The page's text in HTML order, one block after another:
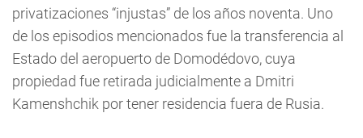
privatizaciones “injustas” de los años noventa. Uno
de los episodios mencionados fue la transferencia al
Estado del aeropuerto de Domodédovo, cuya
propiedad fue retirada judicialmente a Dmitri
Kamenshchik por tener residencia fuera de Rusia.